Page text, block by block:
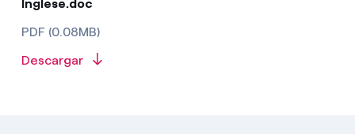
Inglese.doc
PDF (0.08MB)
Descargar